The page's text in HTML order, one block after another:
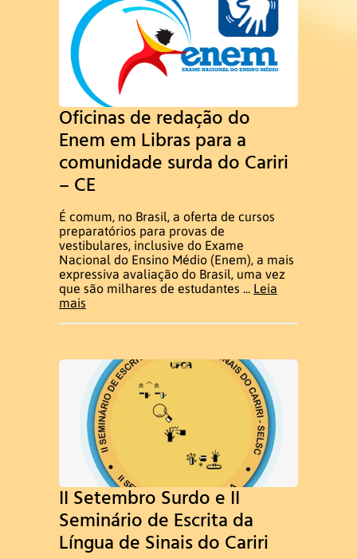
Oficinas de redação do
Enem em Libras para a
comunidade surda do Cariri
– CE
É comum, no Brasil, a oferta de cursos
preparatórios para provas de
vestibulares, inclusive do Exame
Nacional do Ensino Médio (Enem), a mais
expressiva avaliação do Brasil, uma vez
que são milhares de estudantes ... Leia
mais
II Setembro Surdo e II
Seminário de Escrita da
Língua de Sinais do Cariri